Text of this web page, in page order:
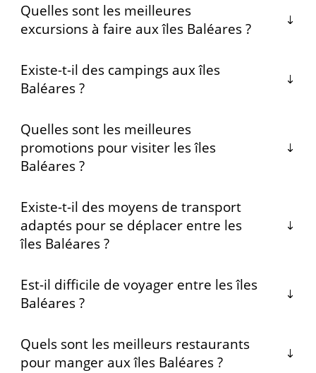
Quelles sont les meilleures
excursions à faire aux îles Baléares ?
Existe-t-il des campings aux îles
Baléares ?
Quelles sont les meilleures
promotions pour visiter les îles
Baléares ?
Existe-t-il des moyens de transport
adaptés pour se déplacer entre les
îles Baléares ?
Est-il difficile de voyager entre les îles
Baléares ?
Quels sont les meilleurs restaurants
pour manger aux îles Baléares ?